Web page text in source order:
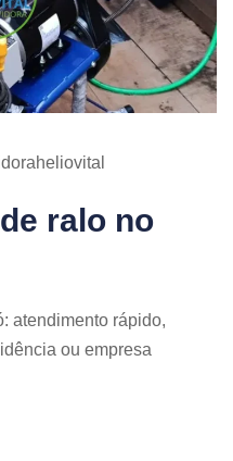
ralo no
atendimento rápido,
ou empresa